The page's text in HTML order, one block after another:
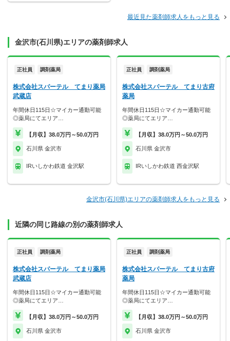
最近見た薬剤師求人をもっと見る
金沢市(石川県)エリアの薬剤師求人
正社員 調剤薬局
株式会社スパーテル てまり薬局
武蔵店
年間休日115日☆マイカー通勤可能
◎薬局にてエリア…
【月収】38.0万円～50.0万円
石川県 金沢市
IRいしかわ鉄道 金沢駅
正社員 調剤薬局
株式会社スパーテル てまり古府
薬局
年間休日115日☆マイカー通勤可能
◎薬局にてエリア…
【月収】38.0万円～50.0万円
石川県 金沢市
IRいしかわ鉄道 西金沢駅
金沢市(石川県)エリアの薬剤師求人をもっと見る
近隣の同じ路線の別の薬剤師求人
正社員 調剤薬局
株式会社スパーテル てまり薬局
武蔵店
年間休日115日☆マイカー通勤可能
◎薬局にてエリア…
【月収】38.0万円～50.0万円
石川県 金沢市
正社員 調剤薬局
株式会社スパーテル てまり古府
薬局
年間休日115日☆マイカー通勤可能
◎薬局にてエリア…
【月収】38.0万円～50.0万円
石川県 金沢市